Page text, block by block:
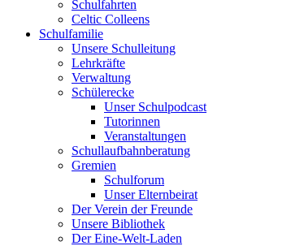
Schulfahrten
Celtic Colleens
Schulfamilie
Unsere Schulleitung
Lehrkräfte
Verwaltung
Schülerecke
Unser Schulpodcast
Tutorinnen
Veranstaltungen
Schullaufbahnberatung
Gremien
Schulforum
Unser Elternbeirat
Der Verein der Freunde
Unsere Bibliothek
Der Eine-Welt-Laden